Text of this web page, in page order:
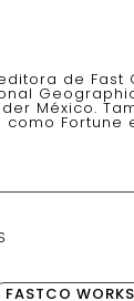
de Fast
México.
Fortune
FASTCO WORKS